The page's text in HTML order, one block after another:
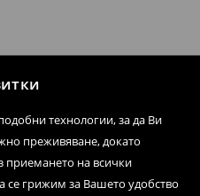
технологии, за да Ви
преживяване, докато
приемането на всички
се грижим за Вашето удобство